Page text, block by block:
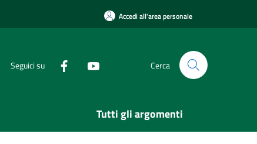
Accedi all'area personale
Seguici su Cerca
Tutti gli argomenti